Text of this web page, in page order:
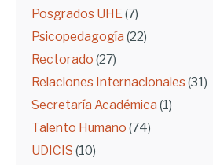
Posgrados UHE(7)
Psicopedagogía (22)
Rectorado (27)
Relaciones Internacionales (31)
Secretaría Académica (1)
Talento Humano (74)
UDICIS (10)